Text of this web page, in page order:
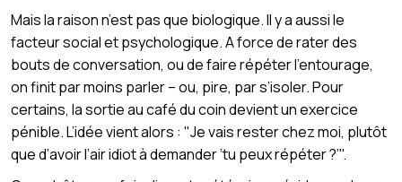
Mais la raison n’est pas que biologique. Il y a aussi le
facteur social et psychologique. A force de rater des
bouts de conversation, ou de faire répéter l’entourage,
on finit par moins parler – ou, pire, par s’isoler. Pour
certains, la sortie au café du coin devient un exercice
pénible. L’idée vient alors : "Je vais rester chez moi, plutôt
que d’avoir l’air idiot à demander ‘tu peux répéter ?’".